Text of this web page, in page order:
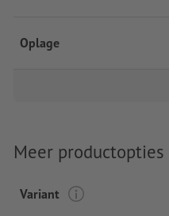
Oplage
Meer productopties
Variant